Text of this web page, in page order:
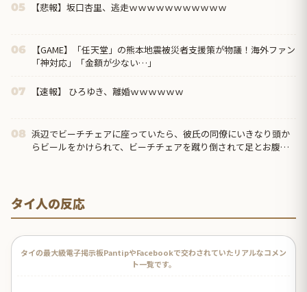
05 【悲報】坂口杏里、逃走ｗｗｗｗｗｗｗｗｗｗｗ
06
【GAME】「任天堂」の熊本地震被災者支援策が物議！海外ファン
「神対応」「金額が少ない…」
07 【速報】 ひろゆき、離婚ｗｗｗｗｗｗ
08 浜辺でビーチチェアに座っていたら、彼氏の同僚にいきなり頭か
らビールをかけられて、ビーチチェアを蹴り倒されて足とお腹を
タイ人の反応
タイの最大級電子掲示板PantipやFacebookで交わされていたリアルなコメン
ト一覧です。